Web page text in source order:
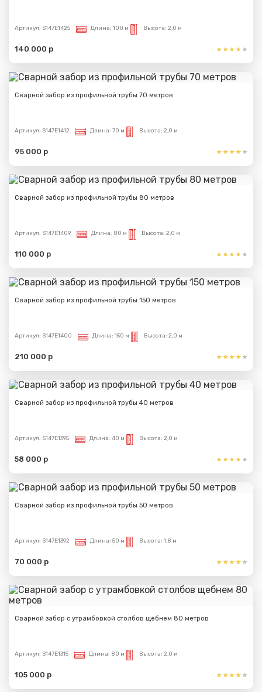
Артикул: S147E1425 Длина: 100 м Высота: 2,0 м
140 000 р
Сварной забор из профильной трубы 70 метров
Артикул: S147E1412 Длина: 70 м Высота: 2,0 м
95 000 р
Сварной забор из профильной трубы 80 метров
Артикул: S147E1409 Длина: 80 м Высота: 2,0 м
110 000 р
Сварной забор из профильной трубы 150 метров
Артикул: S147E1400 Длина: 150 м Высота: 2,0 м
210 000 р
Сварной забор из профильной трубы 40 метров
Артикул: S147E1395 Длина: 40 м Высота: 2,0 м
58 000 р
Сварной забор из профильной трубы 50 метров
Артикул: S147E1392 Длина: 50 м Высота: 1,8 м
70 000 р
Сварной забор с утрамбовкой столбов щебнем 80 метров
Артикул: S147E1315 Длина: 80 м Высота: 2,0 м
105 000 р